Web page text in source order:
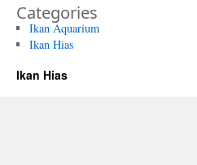
Categories
Ikan Aquarium
Ikan Hias
Ikan Hias